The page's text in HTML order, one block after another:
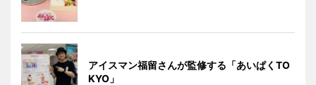
アイスマン福留さんが監修する「あいぱくTO
KYO」